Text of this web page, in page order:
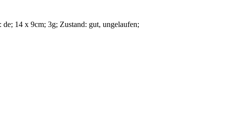
de; 14 x 9cm; 3g; Zustand: gut, ungelaufen;